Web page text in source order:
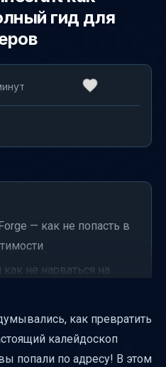
гид для
— как не попасть в
не нарваться на
папки mods —
моды в папку
как превратить
калейдоскоп
попали по адресу! В этом